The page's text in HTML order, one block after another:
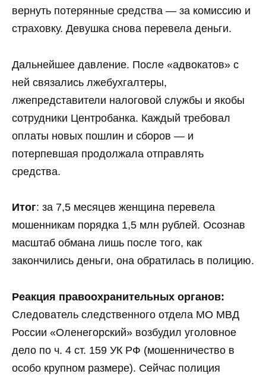
вернуть потерянные средства — за комиссию и
страховку. Девушка снова перевела деньги.
Дальнейшее давление. После «адвокатов» с
ней связались лжебухгалтеры,
лжепредставители налоговой службы и якобы
сотрудники Центробанка. Каждый требовал
оплаты новых пошлин и сборов — и
потерпевшая продолжала отправлять
средства.
Итог: за 7,5 месяцев женщина перевела
мошенникам порядка 1,5 млн рублей. Осознав
масштаб обмана лишь после того, как
закончились деньги, она обратилась в полицию.
Реакция правоохранительных органов:
Следователь следственного отдела МО МВД
России «Оленегорский» возбудил уголовное
дело по ч. 4 ст. 159 УК РФ (мошенничество в
особо крупном размере). Сейчас полиция